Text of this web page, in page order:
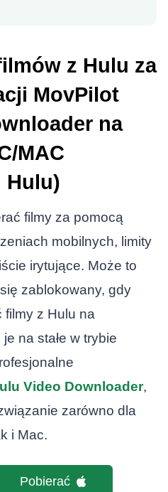
z Hulu za
MovPilot
na
MAC
Hulu)
filmy za pomocą
mobilnych, limity
irytujące. Może to
zablokowany, gdy
filmy z Hulu na
na stałe w trybie
Video Downloader,
zarówno dla
i Mac.
Pobierać